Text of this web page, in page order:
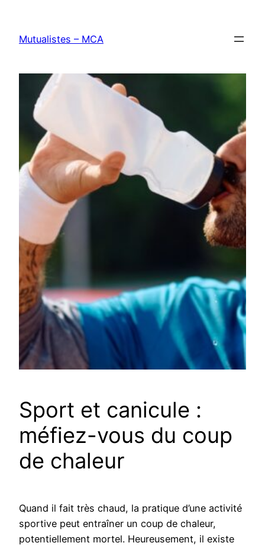
contenu
Mutualistes – MCA
Sport et canicule :
méfiez-vous du coup
de chaleur
Quand il fait très chaud, la pratique d’une activité
sportive peut entraîner un coup de chaleur,
potentiellement mortel. Heureusement, il existe